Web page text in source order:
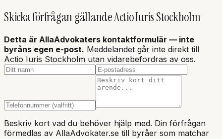
Skicka förfrågan gällandeActio Iuris Stockholm
Detta är AllaAdvokaters kontaktformulär — inte
byråns egen e-post. Meddelandet går inte direkt till
Actio Iuris Stockholm utan vidarebefordras av oss.
Beskriv kort vad du behöver hjälp med. Din förfrågan
förmedlas av AllaAdvokater.se till byråer som matchar